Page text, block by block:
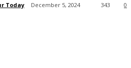
Today December 5, 2024 0
343